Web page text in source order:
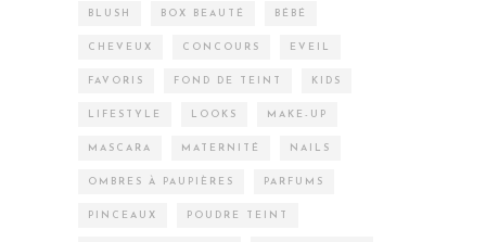
BLUSH BOX BEAUTÉ BÉBÉ
CHEVEUX CONCOURS EVEIL
FAVORIS FOND DE TEINT KIDS
LIFESTYLE LOOKS MAKE-UP
MASCARA MATERNITÉ NAILS
OMBRES À PAUPIÈRES PARFUMS
PINCEAUX POUDRE TEINT